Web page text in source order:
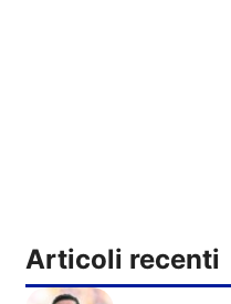
Articoli recenti